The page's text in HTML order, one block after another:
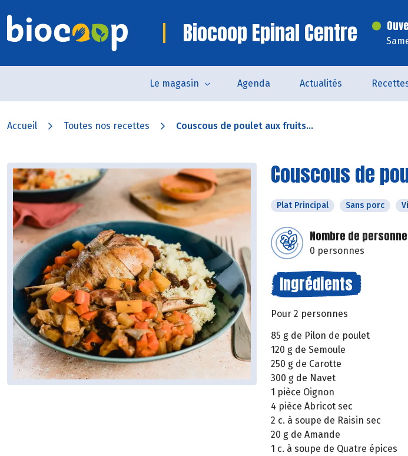
Biocoop Epinal Centre
Le magasin Agenda Actualités
Accueil Toutes nos recettes Couscous de poulet aux fruits...
Couscous de
Plat Principal Sans porc
Nombre de
0 personnes
Ingrédients
Pour 2 personnes
85 g de Pilon de poulet
120 g de Semoule
250 g de Carotte
300 g de Navet
1 pièce Oignon
4 pièce Abricot sec
2 c. à soupe de Raisin sec
20 g de Amande
1 c. à soupe de Quatre épices